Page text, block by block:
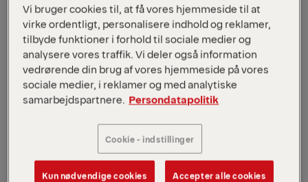
Kroghejser
Vi bruger cookies til, at få vores hjemmeside til at
virke ordentligt, personalisere indhold og reklamer,
tilbyde funktioner i forhold til sociale medier og
analysere vores traffik. Vi deler også information
vedrørende din brug af vores hjemmeside på vores
sociale medier, i reklamer og med analytiske
samarbejdspartnere. Persondatapolitik
Cookie - indstillinger
Kun nødvendige cookies Accepter alle cookies